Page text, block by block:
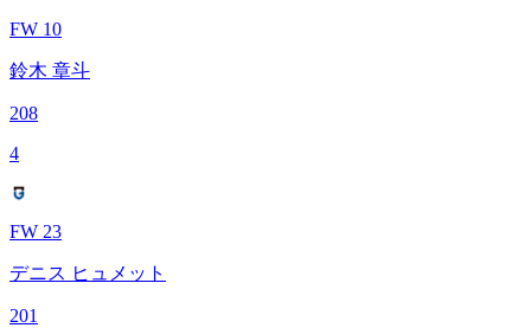
FW 10
鈴木 章斗
208
4
FW 23
デニス ヒュメット
201